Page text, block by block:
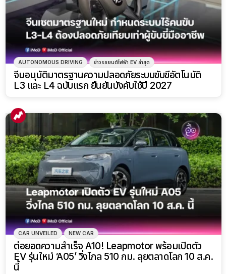
AUTONOMOUS DRIVING ข่าวรถยนต์ไฟฟ้า EV ล่าสุด
จีนอนุมัติมาตรฐานความปลอดภัยระบบขับขี่อัตโนมัติ
L3 และ L4 ฉบับแรก ยืนยันบังคับใช้ปี 2027
CAR UNVEILED NEW CAR
ต่อยอดความสำเร็จ A10! Leapmotor พร้อมเปิดตัว
EV รุ่นใหม่ ‘A05’ วิ่งไกล 510 กม. ลุยตลาดโลก 10 ส.ค.
นี้